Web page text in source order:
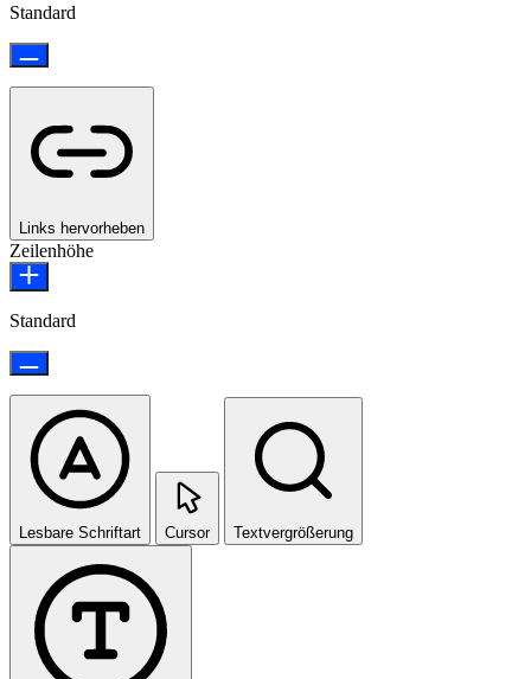
Standard
Links hervorheben
Zeilenhöhe
Standard
Lesbare Schriftart Cursor Textvergrößerung